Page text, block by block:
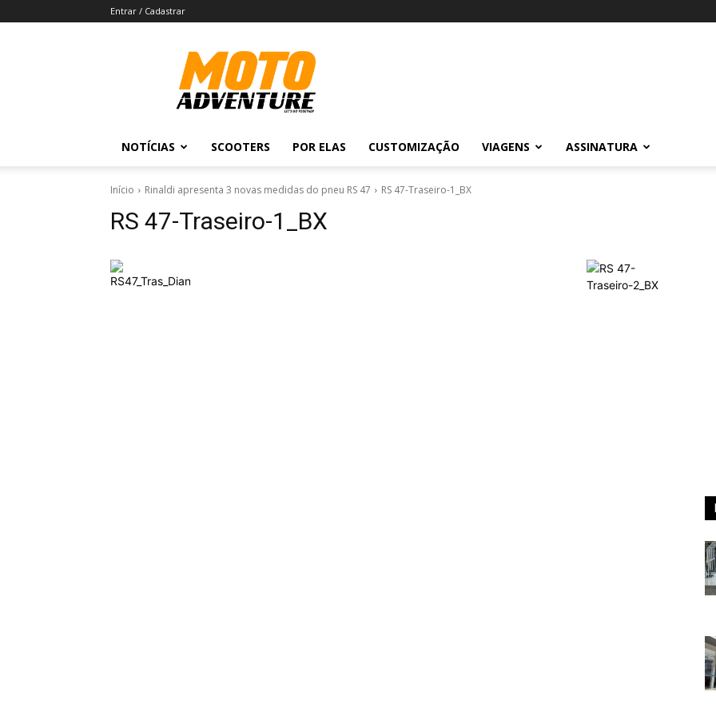
Entrar / Cadastrar
Revista
Moto
Adventure
NOTÍCIAS SCOOTERS POR ELAS CUSTOMIZAÇÃO VIAGENS ASSINATURA
Início Rinaldi apresenta 3 novas medidas do pneu RS 47 RS 47-Traseiro-1_BX
RS 47-Traseiro-1_BX